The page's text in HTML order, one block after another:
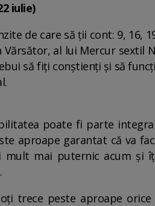
iulie)
de care să ții cont: 9, 16,
Vărsător, al lui Mercur sextil
să fiți conștienți și să
poate fi parte
aproape garantat că va
mult mai puternic acum și
trece peste aproape